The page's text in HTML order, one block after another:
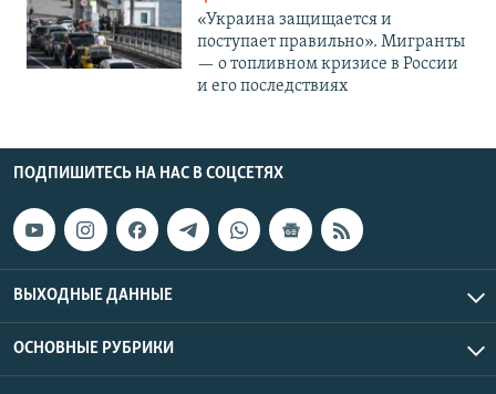
«Украина защищается и
поступает правильно». Мигранты
— о топливном кризисе в России
и его последствиях
ПОДПИШИТЕСЬ НА НАС В СОЦСЕТЯХ
ВЫХОДНЫЕ ДАННЫЕ
ОСНОВНЫЕ РУБРИКИ